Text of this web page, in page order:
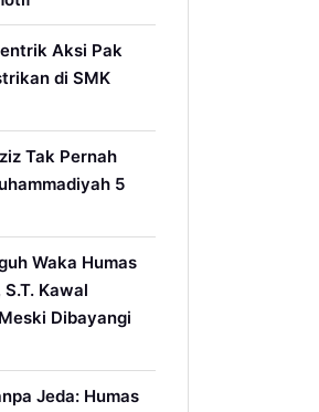
Aksi Pak
di SMK
Tak Pernah
5
Waka Humas
Kawal
Dibayangi
Jeda: Humas